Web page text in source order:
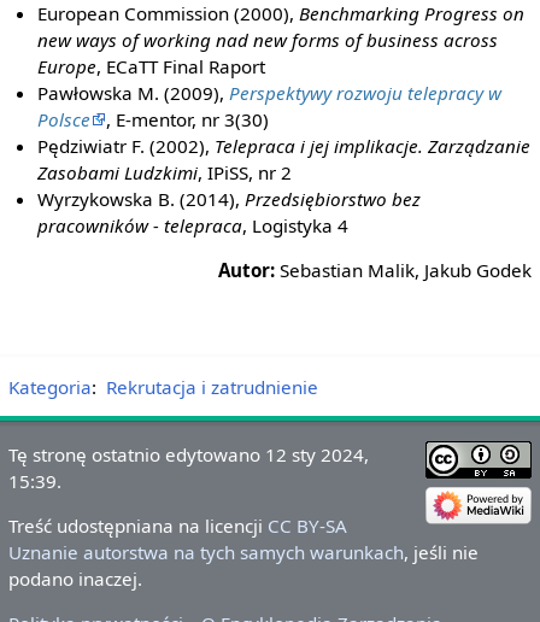
European Commission (2000),Benchmarking Progress on
new ways of working nad new forms of business across
Europe, ECaTT Final Raport
Pawłowska M. (2009),Perspektywy rozwoju telepracy w
Polsce
, E-mentor, nr 3(30)
Pędziwiatr F. (2002), Telepraca i jej implikacje. Zarządzanie
Zasobami Ludzkimi, IPiSS, nr 2
Wyrzykowska B. (2014),Przedsiębiorstwo bez
pracowników - telepraca, Logistyka 4
Autor: Sebastian Malik, Jakub Godek
Kategoria: Rekrutacja i zatrudnienie
Tę stronę ostatnio edytowano 12 sty 2024,
15:39.
Treść udostępniana na licencji CC BY-SA
Uznanie autorstwa na tych samych warunkach, jeśli nie
podano inaczej.